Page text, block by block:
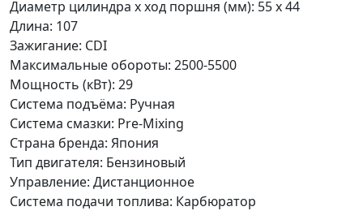
Диаметр цилиндра x ход поршня (мм): 55 x 44
Длина: 107
Зажигание: CDI
Максимальные обороты: 2500-5500
Мощность (кВт): 29
Система подъёма: Ручная
Система смазки: Pre-Mixing
Страна бренда: Япония
Тип двигателя: Бензиновый
Управление: Дистанционное
Система подачи топлива: Карбюратор